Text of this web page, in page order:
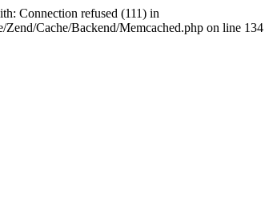
Connection refused (111) in
Cache/Backend/Memcached.php on line 134